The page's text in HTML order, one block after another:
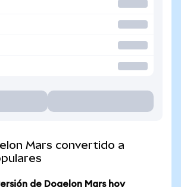
Mars convertido a
de Dogelon Mars hoy